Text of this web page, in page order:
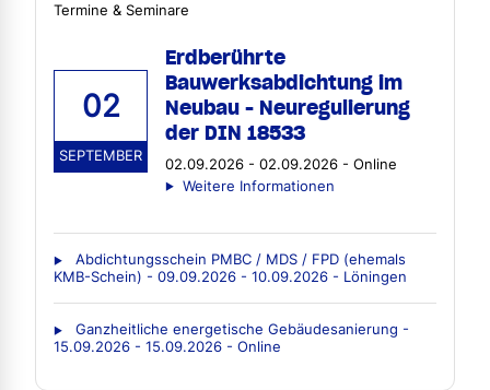
Termine & Seminare
02
SEPTEMBER
Erdberührte
Bauwerksabdichtung im
Neubau - Neuregulierung
der DIN 18533
02.09.2026 - 02.09.2026 - Online
Weitere Informationen
Abdichtungsschein PMBC / MDS / FPD (ehemals
KMB-Schein) - 09.09.2026 - 10.09.2026 - Löningen
Ganzheitliche energetische Gebäudesanierung -
15.09.2026 - 15.09.2026 - Online